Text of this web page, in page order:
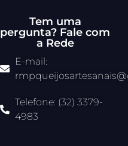
Tem uma
pergunta? Fale com
a Rede
E-mail:
Telefone: (32) 3379-
4983